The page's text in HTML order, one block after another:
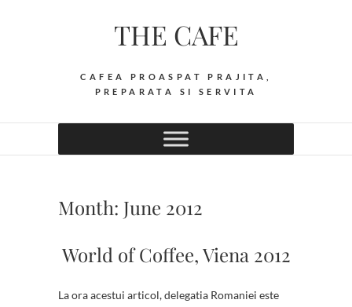
THE CAFE
CAFEA PROASPAT PRAJITA,
PREPARATA SI SERVITA
Month: June 2012
World of Coffee, Viena 2012
La ora acestui articol, delegatia Romaniei este